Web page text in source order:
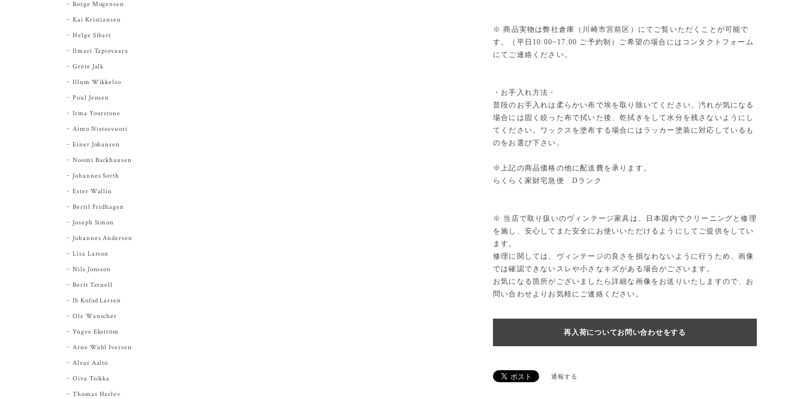
※ 商品実物は弊社倉庫（川崎市宮前区）にてご覧いただくことが可能で
す。（平日10:00~17:00 ご予約制）ご希望の場合にはコンタクトフォーム
にてご連絡ください。
・お手入れ方法・
普段のお手入れは柔らかい布で埃を取り除いてください。汚れが気になる
場合には固く絞った布で拭いた後、乾拭きをして水分を残さないようにし
てください。ワックスを塗布する場合にはラッカー塗装に対応しているも
のをお選び下さい。
※上記の商品価格の他に配送費を承ります。
らくらく家財宅急便 Dランク
※ 当店で取り扱いのヴィンテージ家具は、日本国内でクリーニングと修理
を施し、安心してまた安全にお使いいただけるようにしてご提供をしてい
ます。
修理に関しては、ヴィンテージの良さを損なわないように行うため、画像
では確認できないスレや小さなキズがある場合がございます。
お気になる箇所がございましたら詳細な画像をお送りいたしますので、お
問い合わせよりお気軽にご連絡ください。
再入荷についてお問い合わせをする
通報する
Borge Mogensen
Kai Kristiansen
Helge Sibast
Ilmari Tapiovaara
Grete Jalk
Illum Wikkelso
Poul Jensen
Irma Yourstone
Aimo Nietosvuori
Einer Johansen
Noomi Backhausen
Johannes Sorth
Ester Wallin
Bertil Fridhagen
Joseph Simon
Johannes Andersen
Lisa Larson
Nils Jonsson
Berit Ternell
Ib Kofod Larsen
Ole Wanscher
Yngve Ekström
Arne Wahl Iversen
Alvar Aalto
Oiva Toikka
Thomas Harlev